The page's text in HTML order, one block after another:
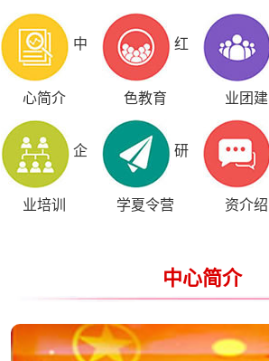
中
心简介
红
色教育 业团建
企
业培训
研
学夏令营 资介绍
中心简介